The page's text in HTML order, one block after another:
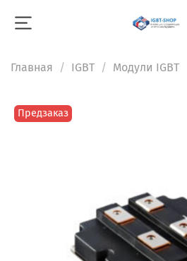
Главная IGBT Модули IGBT
Предзаказ